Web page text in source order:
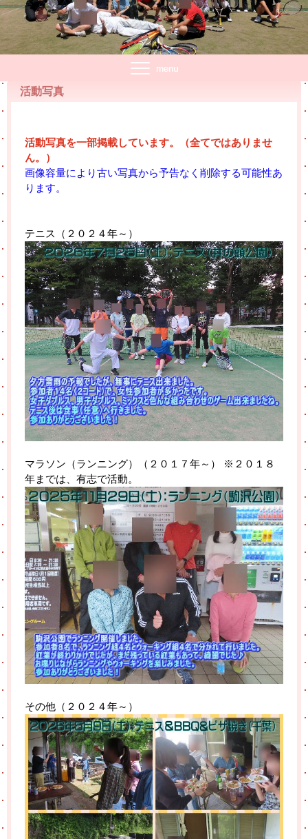
活動写真
活動写真を一部掲載しています。（全てではありませ
ん。）
画像容量により古い写真から予告なく削除する可能性あ
ります。
テニス（２０２４年～）
マラソン（ランニング）（２０１７年～） ※２０１８
年までは、有志で活動。
その他（２０２４年～）